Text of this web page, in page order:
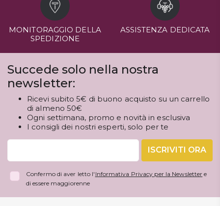
MONITORAGGIO DELLA
SPEDIZIONE
ASSISTENZA DEDICATA
Succede solo nella nostra
newsletter:
Ricevi subito 5€ di buono acquisto su un carrello
di almeno 50€
Ogni settimana, promo e novità in esclusiva
I consigli dei nostri esperti, solo per te
ISCRIVITI ORA
Confermo di aver letto l' Informativa Privacy per la Newsletter e
di essere maggiorenne